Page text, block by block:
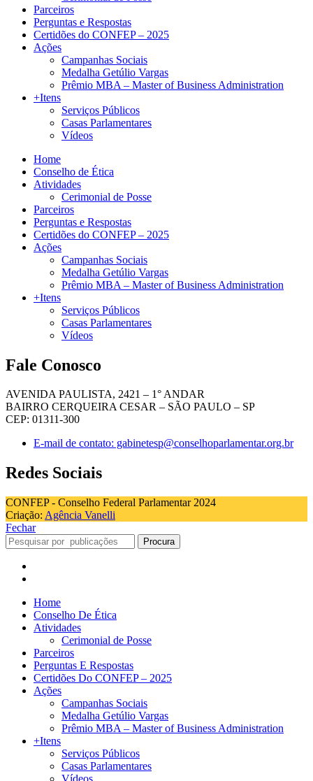
Parceiros
Perguntas e Respostas
Certidões do CONFEP – 2025
Ações
Campanhas Sociais
Medalha Getúlio Vargas
Prêmio MBA – Master of Business Administration
+Itens
Serviços Públicos
Casas Parlamentares
Vídeos
Home
Conselho de Ética
Atividades
Cerimonial de Posse
Parceiros
Perguntas e Respostas
Certidões do CONFEP – 2025
Ações
Campanhas Sociais
Medalha Getúlio Vargas
Prêmio MBA – Master of Business Administration
+Itens
Serviços Públicos
Casas Parlamentares
Vídeos
Fale Conosco
AVENIDA PAULISTA, 2421 – 1° ANDAR
BAIRRO CERQUEIRA CESAR – SÃO PAULO – SP
CEP: 01311-300
E-mail de contato: gabinetesp@conselhoparlamentar.org.br
Redes Sociais
CONFEP - Conselho Federal Parlamentar 2024
Criação: Agência Vanelli
Fechar
Procura
Home
Conselho De Ética
Atividades
Cerimonial de Posse
Parceiros
Perguntas E Respostas
Certidões Do CONFEP – 2025
Ações
Campanhas Sociais
Medalha Getúlio Vargas
Prêmio MBA – Master of Business Administration
+Itens
Serviços Públicos
Casas Parlamentares